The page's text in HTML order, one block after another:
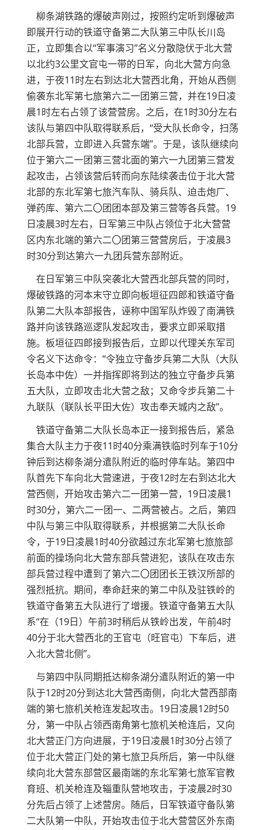
柳条湖铁路的爆破声刚过，按照约定听到爆破声
即展开行动的铁道守备第二大队第三中队长川岛
正，立即集合以“军事演习”名义分散隐伏于北大营
以北约3公里文官屯一带的日军，向北大营方向急
进，于夜11时左右到达北大营西北角，开始从西侧
偷袭东北军第七旅第六二一团第三营，并在19日凌
晨1时左右占领了该营营房。之后，在1时30分左右
该队与第四中队取得联系后，“受大队长命令，扫荡
北部兵营，立即进入兵营东端”。于是，该队继续向
位于第六二一团第三营北面的第六一九团第三营发
起攻击，占领该营后转而向东陆续袭击位于北大营
北部的东北军第七旅汽车队、骑兵队、迫击炮厂、
弹药库、第六二〇团团本部及第三营等各兵营。19
日凌晨3时左右，日军第三中队占领位于北大营营
区内东北端的第六二〇团第三营营房后，于凌晨3
时30分到达第六一九团兵营东部附近。
在日军第三中队突袭北大营西北部兵营的同时，
爆破铁路的河本末守立即向板垣征四郎和铁道守备
队第二大队本部报告，诬称中国军队炸毁了南满铁
路并向该铁路巡逻队发起攻击，要求立即采取措
施。板垣征四郎接到报告后，立即以代理关东军司
令名义下达命令：“令独立守备步兵第二大队（大队
长岛本中佐）一并指挥即将到达的独立守备步兵第
五大队，立即攻击北大营之敌；又命令步兵第二十
九联队（联队长平田大佐）攻击奉天城内之敌”。
铁道守备第二大队长岛本正一接到报告后，紧急
集合大队主力于夜11时40分乘满铁临时列车于10分
钟后到达柳条湖分遣队附近的临时停车站。第四中
队首先下车向北大营速进，于夜12时左右到达北大
营西侧，开始攻击第六二一团第一营，19日凌晨1
时30分，第六二一团一、二两营被占。之后，第四
中队与第三中队取得联系，并根据第二大队长命
令，于19日凌晨1时40分欲越过东北军第七旅旅部
前面的操场向北大营东部兵营进犯，该队在攻击东
部兵营过程中遭到了第六二〇团团长王铁汉所部的
强烈抵抗。期间，奉命赶来的第二中队及驻铁岭的
铁道守备第五大队进行了增援。铁道守备第五大队
系“在（19日）午前3时稍后从铁岭出发，午前4时
40分于北大营西北的王官屯（旺官屯）下车后，进
入北大营北侧”。
与第四中队同期抵达柳条湖分遣队附近的第一中
队于12时20分到达北大营西南侧，向北大营西部南
端的第七旅机关枪连发起攻击。19日凌晨12时50
分，第一中队占领西南角第七旅机关枪连后，又向
北大营正门方向进展，于19日凌晨1时30分占领了
位于北大营正门处的第七旅卫兵所后，第一中队继
续向北大营东部营区最南端的东北军第七旅军官教
育班、机关枪连及辎重队营地攻击，于凌晨2时30
分先后占领了上述营房。随后，日军铁道守备队第
二大队第一中队，开始攻击位于北大营营区外东南